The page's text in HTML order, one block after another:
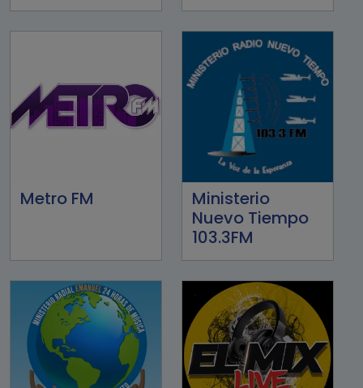
Metro FM
Ministerio
Nuevo Tiempo
103.3FM